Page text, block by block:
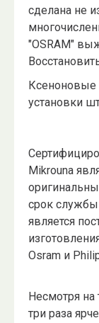
сделана не
"OSRAM"
Ксеноновые
установки
Mikrouna
срок службы
является
Osram и
Несмотря на
три раза